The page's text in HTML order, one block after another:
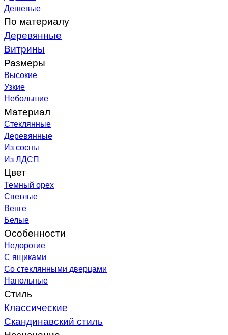
Дешевые
По материалу
Деревянные
Витрины
Размеры
Высокие
Узкие
Небольшие
Материал
Стеклянные
Деревянные
Из сосны
Из ЛДСП
Цвет
Темный орех
Светлые
Венге
Белые
Особенности
Недорогие
С ящиками
Со стеклянными дверцами
Напольные
Стиль
Классические
Скандинавский стиль